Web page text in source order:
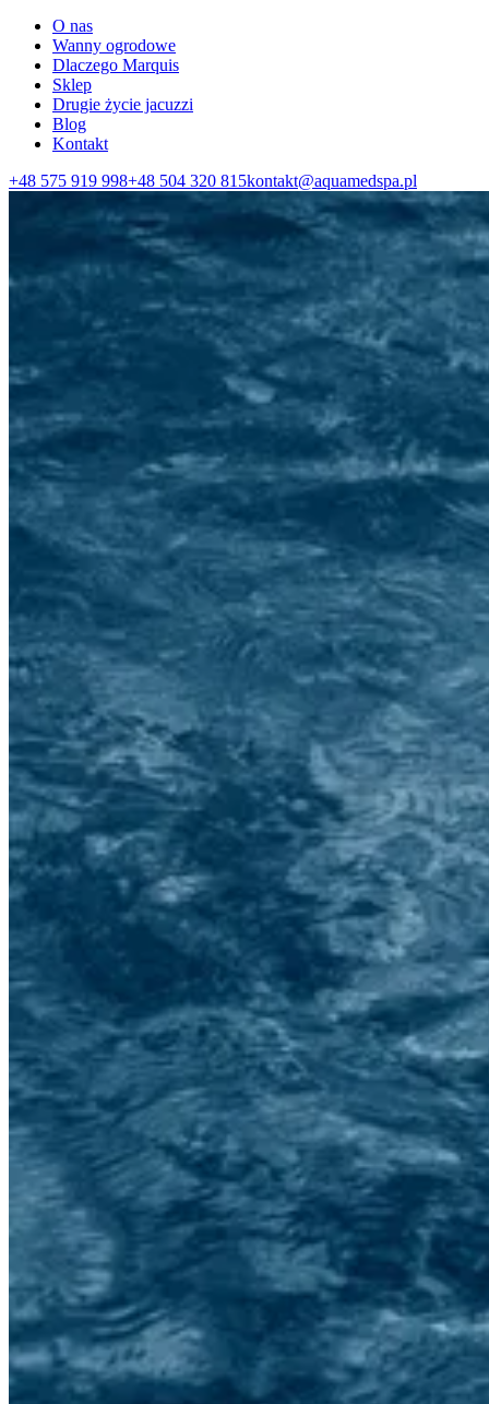
O nas
Wanny ogrodowe
Dlaczego Marquis
Sklep
Drugie życie jacuzzi
Blog
Kontakt
+48 575 919 998+48 504 320 815kontakt@aquamedspa.pl